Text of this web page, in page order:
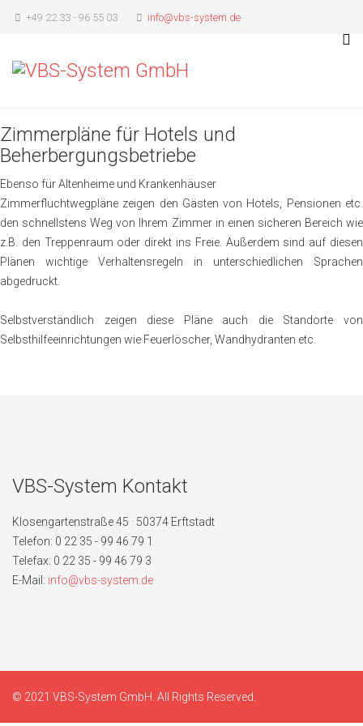
+49 22 33 - 96 55 03 info@vbs-system.de
Zimmerpläne für Hotels und
Beherbergungsbetriebe
Ebenso für Altenheime und Krankenhäuser
Zimmerfluchtwegpläne zeigen den Gästen von Hotels, Pensionen etc.
den schnellstens Weg von Ihrem Zimmer in einen sicheren Bereich wie
z.B. den Treppenraum oder direkt ins Freie. Außerdem sind auf diesen
Plänen wichtige Verhaltensregeln in unterschiedlichen Sprachen
abgedruckt.
Selbstverständlich zeigen diese Pläne auch die Standorte von
Selbsthilfeeinrichtungen wie Feuerlöscher, Wandhydranten etc.
VBS-System Kontakt
Klosengartenstraße 45 · 50374 Erftstadt
Telefon: 0 22 35 - 99 46 79 1
Telefax: 0 22 35 - 99 46 79 3
E-Mail: info@vbs-system.de
© 2021 VBS-System GmbH. All Rights Reserved.